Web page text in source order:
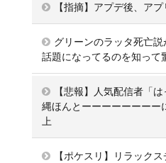
【指摘】アプデ後、ア
グリーンのラッタ死亡
話題になってるのを知って
【悲報】人気配信者「
縄ほんとーーーーーーー
上
【ポケスリ】リラック